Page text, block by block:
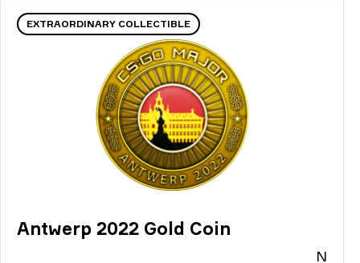
EXTRAORDINARY COLLECTIBLE
Antwerp 2022 Gold Coin
N